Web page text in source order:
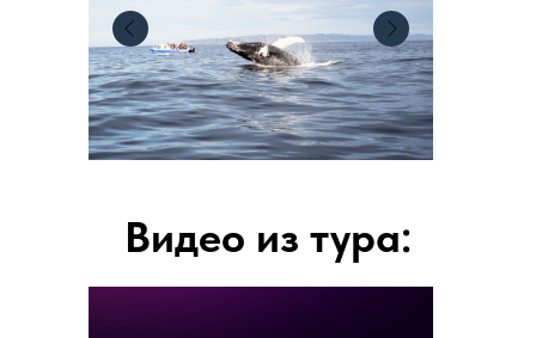
Видео из тура: